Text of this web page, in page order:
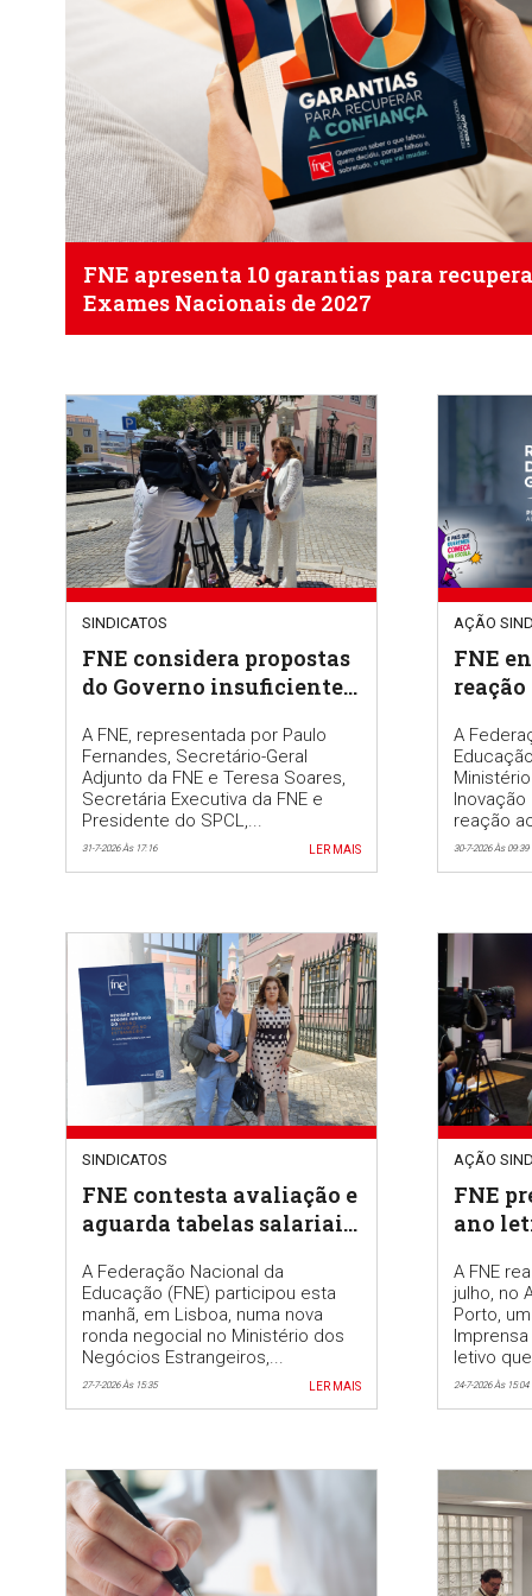
FNE apresenta 10 garantias para recuperar
Exames Nacionais de 2027
SINDICATOS
FNE considera propostas
do Governo insuficientes
Ensino Português no
Estrangeiro
A FNE, representada por Paulo
Fernandes, Secretário-Geral
Adjunto da FNE e Teresa Soares,
Secretária Executiva da FNE e
Presidente do SPCL,...
31-7-2026 Às 17:16 LER MAIS
AÇÃO
FNE
A
Inovação
reação
30-7-2026 Às 09:39
SINDICATOS
FNE contesta avaliação e
aguarda tabelas salariais
RJEPE
A Federação Nacional da
Educação (FNE) participou esta
manhã, em Lisboa, numa nova
ronda negocial no Ministério dos
Negócios Estrangeiros,...
27-7-2026 Às 15:35 LER MAIS
AÇÃO
FNE
ano
A FNE
julho, no
Porto,
letivo
24-7-2026 Às 15:04